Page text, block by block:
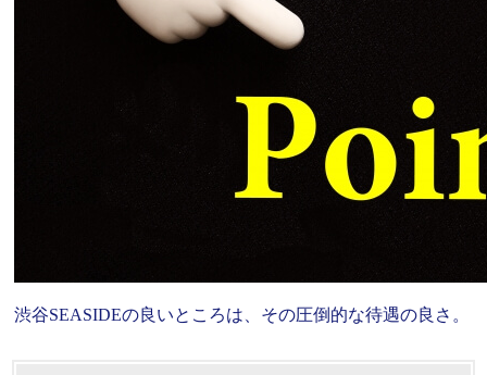
渋谷SEASIDEの良いところは、その圧倒的な待遇の良さ。